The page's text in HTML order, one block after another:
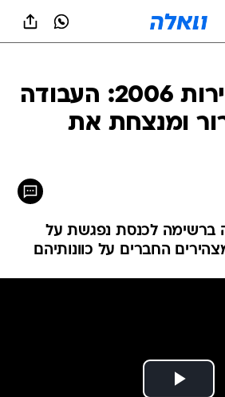
תשדירי בחירות 2006: העבודה
ומנצחת את
ברשימה לכנסת נפגשת על
החברים על כוונותיהם